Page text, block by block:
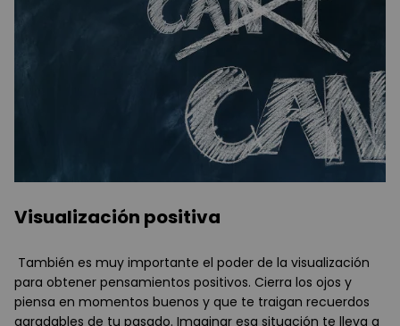
Visualización positiva
También es muy importante el poder de la visualización
para obtener pensamientos positivos. Cierra los ojos y
piensa en momentos buenos y que te traigan recuerdos
agradables de tu pasado. Imaginar esa situación te lleva a